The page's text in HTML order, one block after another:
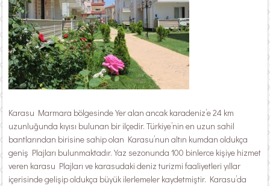
Karasu Marmara bölgesinde Yer alan ancak karadeniz’e 24 km
uzunluğunda kıyısı bulunan bir ilçedir. Türkiye’nin en uzun sahil
bantlarından birisine sahip olan Karasu’nun altın kumdan oldukça
geniş Plajları bulunmaktadır. Yaz sezonunda 100 binlerce kişiye hizmet
veren karasu Plajları ve karasudaki deniz turizmi faaliyetleri yıllar
içerisinde gelişip oldukça büyük ilerlemeler kaydetmiştir. Karasu’da